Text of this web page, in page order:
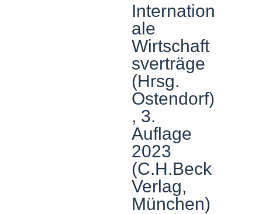
Internation
ale
Wirtschaft
sverträge
(Hrsg.
Ostendorf)
, 3.
Auflage
2023
(C.H.Beck
Verlag,
München)